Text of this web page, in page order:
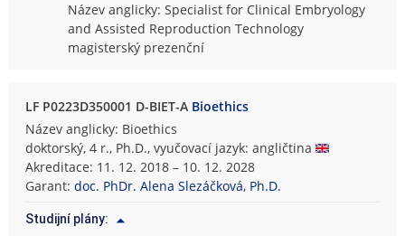
Název anglicky: Specialist for Clinical Embryology
and Assisted Reproduction Technology
magisterský prezenční
LF P0223D350001 D-BIET-A Bioethics
Název anglicky: Bioethics
doktorský, 4 r., Ph.D., vyučovací jazyk: angličtina
Akreditace: 11. 12. 2018 – 10. 12. 2028
Garant:doc. PhDr. Alena Slezáčková, Ph.D.
Studijní plány: